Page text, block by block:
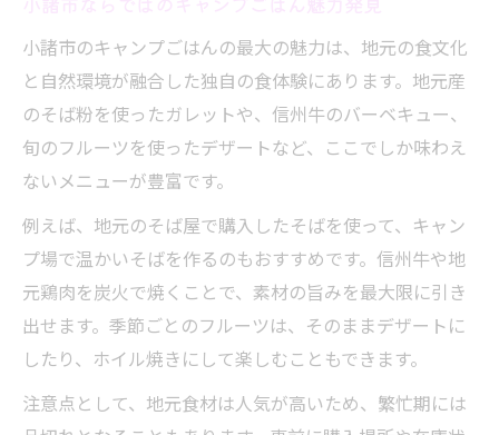
小諸市のキャンプごはんの最大の魅力は、地元の食文化
と自然環境が融合した独自の食体験にあります。地元産
のそば粉を使ったガレットや、信州牛のバーベキュー、
旬のフルーツを使ったデザートなど、ここでしか味わえ
ないメニューが豊富です。
例えば、地元のそば屋で購入したそばを使って、キャン
プ場で温かいそばを作るのもおすすめです。信州牛や地
元鶏肉を炭火で焼くことで、素材の旨みを最大限に引き
出せます。季節ごとのフルーツは、そのままデザートに
したり、ホイル焼きにして楽しむこともできます。
注意点として、地元食材は人気が高いため、繁忙期には